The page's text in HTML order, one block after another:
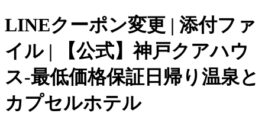
LINEクーポン変更 | 添付ファ
イル | 【公式】神戸クアハウ
ス-最低価格保証日帰り温泉と
カプセルホテル